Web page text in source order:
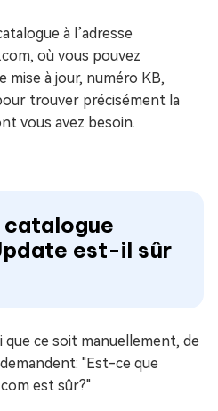
à l’adresse
où vous pouvez
mise à jour, numéro KB,
trouver précisément la
vous avez besoin.
catalogue
est-il sûr
ce soit manuellement, de
"Est-ce que
est sûr?"